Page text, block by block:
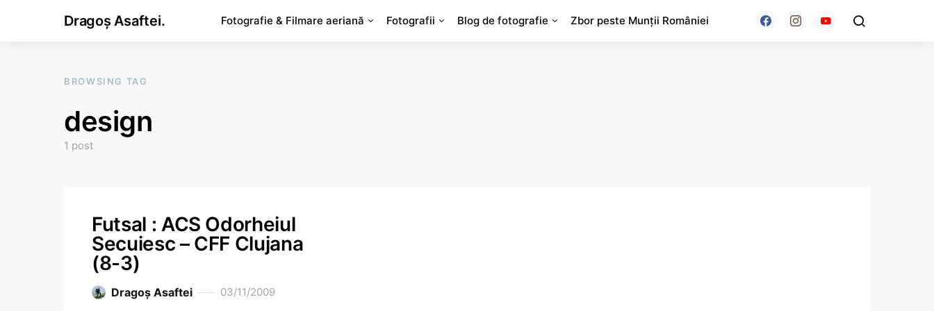
Dragoș Asaftei. Fotografie & Filmare aeriană Fotografii Blog de fotografie Zbor peste Munții României
BROWSING TAG
design
1 post
Futsal : ACS Odorheiul
Secuiesc – CFF Clujana
(8-3)
Dragoş Asaftei 03/11/2009